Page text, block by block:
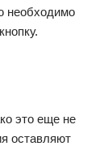
необходимо
это еще не
оставляют